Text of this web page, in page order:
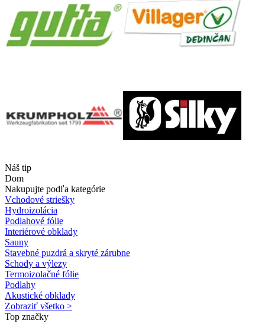
Náš tip
Dom
Nakupujte podľa kategórie
Vchodové striešky
Hydroizolácia
Podlahové fólie
Interiérové obklady
Sauny
Stavebné puzdrá a skryté zárubne
Schody a výlezy
Termoizolačné fólie
Podlahy
Akustické obklady
Zobraziť všetko >
Top značky